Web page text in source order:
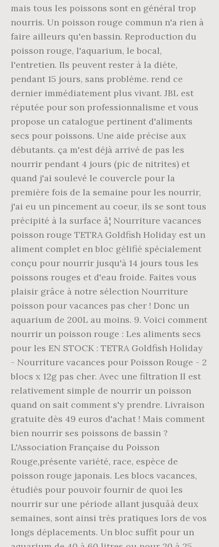
mais tous les poissons sont en général trop
nourris. Un poisson rouge commun n'a rien à
faire ailleurs qu'en bassin. Reproduction du
poisson rouge, l'aquarium, le bocal,
l'entretien. Ils peuvent rester à la diéte,
pendant 15 jours, sans problème. rend ce
dernier immédiatement plus vivant. JBL est
réputée pour son professionnalisme et vous
propose un catalogue pertinent d'aliments
secs pour poissons. Une aide précise aux
débutants. ça m'est déjà arrivé de pas les
nourrir pendant 4 jours (pic de nitrites) et
quand j'ai soulevé le couvercle pour la
première fois de la semaine pour les nourrir,
j'ai eu un pincement au coeur, ils se sont tous
précipité à la surface â¦ Nourriture vacances
poisson rouge TETRA Goldfish Holiday est un
aliment complet en bloc gélifié spécialement
conçu pour nourrir jusqu'à 14 jours tous les
poissons rouges et d'eau froide. Faites vous
plaisir grâce à notre sélection Nourriture
poisson pour vacances pas cher ! Donc un
aquarium de 200L au moins. 9. Voici comment
nourrir un poisson rouge : Les aliments secs
pour les EN STOCK : TETRA Goldfish Holiday
- Nourriture vacances pour Poisson Rouge - 2
blocs x 12g pas cher. Avec une filtration Il est
relativement simple de nourrir un poisson
quand on sait comment s'y prendre. Livraison
gratuite dès 49 euros d'achat ! Mais comment
bien nourrir ses poissons de bassin ?
L'Association Française du Poisson
Rouge,présente variété, race, espèce de
poisson rouge japonais. Les blocs vacances,
étudiés pour pouvoir fournir de quoi les
nourrir sur une période allant jusquâà deux
semaines, sont ainsi très pratiques lors de vos
longs déplacements. Un bloc suffit pour un